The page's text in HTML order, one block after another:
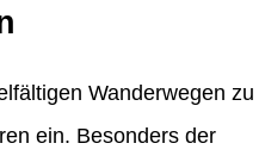
Wanderwegen zu
ein. Besonders der